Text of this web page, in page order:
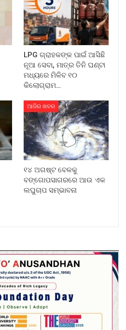
LPG ଗ୍ରାହକଙ୍କ ପାଇଁ ଆସିଛି
ନୂଆ ସେବା, ମାତ୍ର ତିନି ଘଣ୍ଟା
ମଧ୍ୟରେ ମିଳିବ ୧୦
କିଲୋଗ୍ରାମ…
ଆଜିର ଖବର
୧୪ ଅଗଷ୍ଟ ବେଳକୁ
ବଙ୍ଗୋପସାଗରରେ ଆଉ ଏକ
ଲଘୁଚାପ ସମ୍ଭାବନା